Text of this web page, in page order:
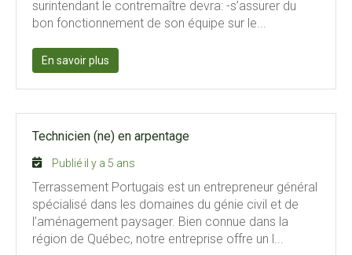
surintendant le contremaître devra: -s’assurer du
bon fonctionnement de son équipe sur le...
En savoir plus
Technicien (ne) en arpentage
Publié il y a 5 ans
Terrassement Portugais est un entrepreneur général
spécialisé dans les domaines du génie civil et de
l’aménagement paysager. Bien connue dans la
région de Québec, notre entreprise offre un l...